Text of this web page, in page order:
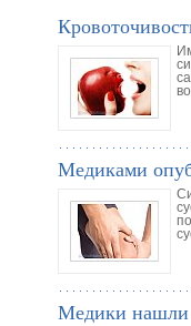
Медиками
Медики нашли